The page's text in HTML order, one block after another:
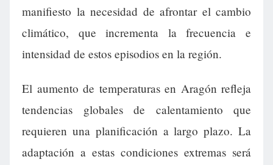
manifiesto la necesidad de afrontar el cambio
climático, que incrementa la frecuencia e
intensidad de estos episodios en la región.
El aumento de temperaturas en Aragón refleja
tendencias globales de calentamiento que
requieren una planificación a largo plazo. La
adaptación a estas condiciones extremas será